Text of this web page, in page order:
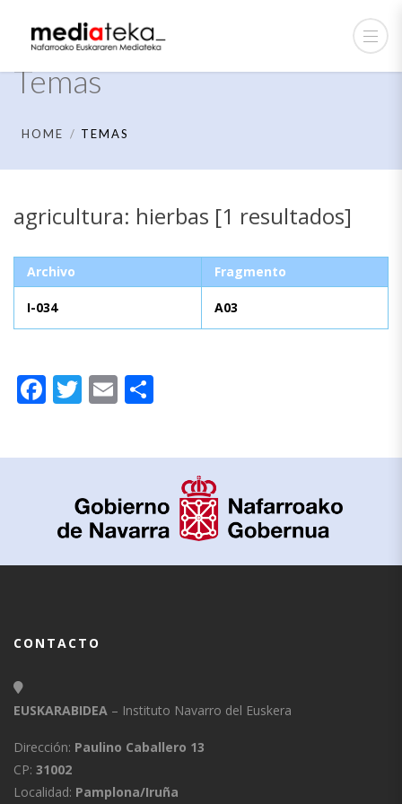
Temas
HOME TEMAS
agricultura: hierbas [1 resultados]
Archivo Fragmento
I-034 A03
Facebook
Twitter
Email
CONTACTO
EUSKARABIDEA – Instituto Navarro del Euskera
Dirección: Paulino Caballero 13
CP: 31002
Localidad: Pamplona/Iruña